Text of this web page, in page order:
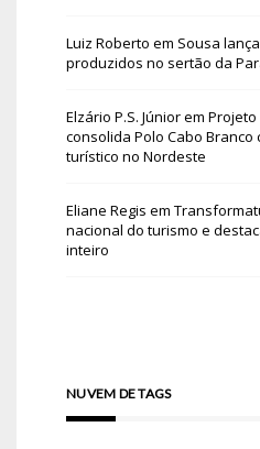
Luiz Roberto em Sousa
produzidos no sertão da
Elzário P.S. Júniorem Projeto
consolida Polo Cabo
turístico no Nordeste
Eliane Regis em
nacional do turismo e
inteiro
NUVEM DE TAGS